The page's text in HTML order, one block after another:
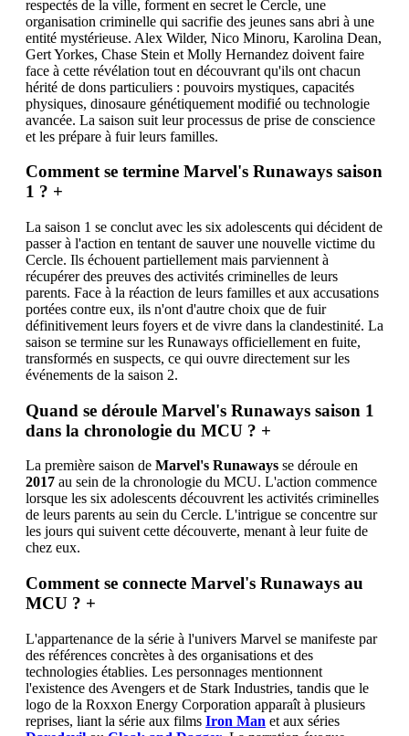
respectés de la ville, forment en secret le Cercle, une
organisation criminelle qui sacrifie des jeunes sans abri à une
entité mystérieuse. Alex Wilder, Nico Minoru, Karolina Dean,
Gert Yorkes, Chase Stein et Molly Hernandez doivent faire
face à cette révélation tout en découvrant qu'ils ont chacun
hérité de dons particuliers : pouvoirs mystiques, capacités
physiques, dinosaure génétiquement modifié ou technologie
avancée. La saison suit leur processus de prise de conscience
et les prépare à fuir leurs familles.
Comment se termine Marvel's Runaways saison
1 ? +
La saison 1 se conclut avec les six adolescents qui décident de
passer à l'action en tentant de sauver une nouvelle victime du
Cercle. Ils échouent partiellement mais parviennent à
récupérer des preuves des activités criminelles de leurs
parents. Face à la réaction de leurs familles et aux accusations
portées contre eux, ils n'ont d'autre choix que de fuir
définitivement leurs foyers et de vivre dans la clandestinité. La
saison se termine sur les Runaways officiellement en fuite,
transformés en suspects, ce qui ouvre directement sur les
événements de la saison 2.
Quand se déroule Marvel's Runaways saison 1
dans la chronologie du MCU ? +
La première saison de Marvel's Runaways se déroule en
2017 au sein de la chronologie du MCU. L'action commence
lorsque les six adolescents découvrent les activités criminelles
de leurs parents au sein du Cercle. L'intrigue se concentre sur
les jours qui suivent cette découverte, menant à leur fuite de
chez eux.
Comment se connecte Marvel's Runaways au
MCU ? +
L'appartenance de la série à l'univers Marvel se manifeste par
des références concrètes à des organisations et des
technologies établies. Les personnages mentionnent
l'existence des Avengers et de Stark Industries, tandis que le
logo de la Roxxon Energy Corporation apparaît à plusieurs
reprises, liant la série aux films Iron Man et aux séries